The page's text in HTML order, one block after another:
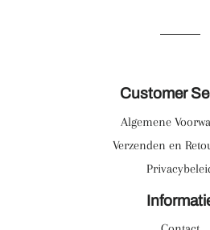
Customer
Algemene
Verzenden en